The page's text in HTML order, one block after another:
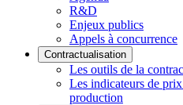
R&D
Enjeux publics
Appels à concurrence
Contractualisation
Les outils de la
Les indicateurs de
production